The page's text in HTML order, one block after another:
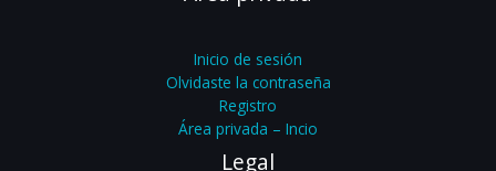
Inicio de sesión
Olvidaste la contraseña
Registro
Área privada – Incio
Legal